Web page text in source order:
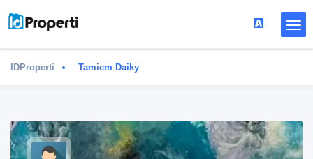
IDProperti Tamiem Daiky